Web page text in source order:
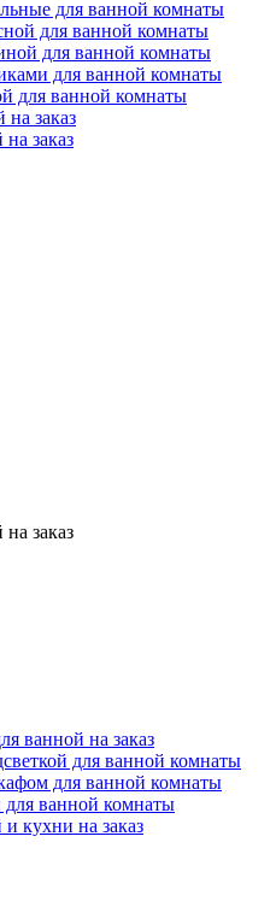
для ванной комнаты
для ванной комнаты
для ванной комнаты
для ванной комнаты
для ванной комнаты
заказ
заказ
заказ
ванной на заказ
для ванной комнаты
для ванной комнаты
ванной комнаты
кухни на заказ